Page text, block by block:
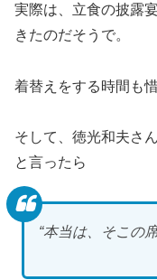
実際は、立食の披露
きたのだそうで。
着替えをする時間も
そして、徳光和夫さ
と言ったら
“本当は、そこの